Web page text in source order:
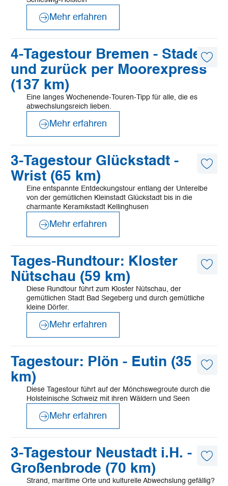
Mehr erfahren
4-Tagestour Bremen - Stade
und zurück per Moorexpress
(137 km)
Eine langes Wochenende-Touren-Tipp für alle, die es
abwechslungsreich lieben.
Mehr
erfahren
Mehr erfahren
3-Tagestour Glückstadt -
Wrist (65 km)
Eine entspannte Entdeckungstour entlang der Unterelbe
von der gemütlichen Kleinstadt Glückstadt bis in die
charmante Keramikstadt Kellinghusen
Mehr
erfahren
Mehr erfahren
Tages-Rundtour: Kloster
Nütschau (59 km)
Diese Rundtour führt zum Kloster Nütschau, der
gemütlichen Stadt Bad Segeberg und durch gemütliche
kleine Dörfer.
Mehr
erfahren
Mehr erfahren
Tagestour: Plön - Eutin (35
km)
Diese Tagestour führt auf der Mönchswegroute durch die
Holsteinische Schweiz mit ihren Wäldern und Seen
Mehr
erfahren
Mehr erfahren
3-Tagestour Neustadt i.H. -
Großenbrode (70 km)
Strand, maritime Orte und kulturelle Abwechslung gefällig?
Mehr
erfahren